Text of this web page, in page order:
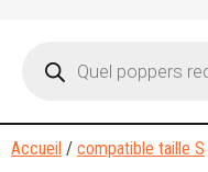
Accueil / compatible taille S